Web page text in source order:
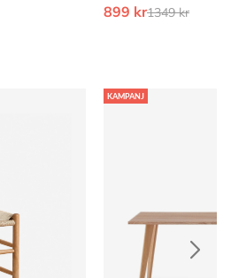
899 krOrdinarie
1349 kr
KAMPANJ